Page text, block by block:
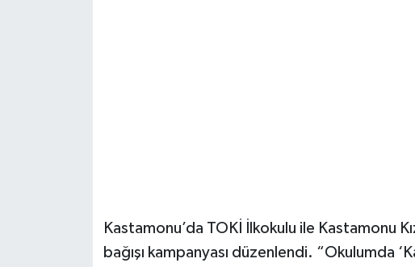
Kastamonu’da TOKİ İlkokulu ile Kastamonu
bağışı kampanyası düzenlendi. “Okulumda
Ulusal Haberler